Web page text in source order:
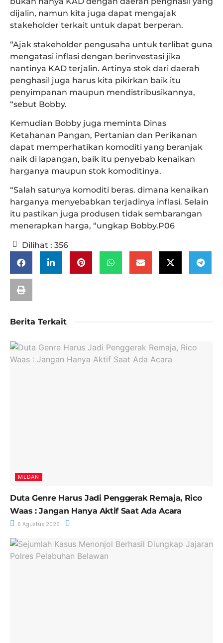
dijalin, namun kita juga dapat mengajak
stakeholder terkait untuk dapat berperan.
“Ajak stakeholder pengusaha untuk terlibat guna
mengatasi inflasi dengan berinvestasi jika
nantinya KAD terjalin. Artinya stok dari daerah
penghasil juga harus kita pikirkan baik itu
penyimpanan maupun mendistribusikannya,
“sebut Bobby.
Kemudian Bobby juga meminta Dinas
Ketahanan Pangan, Pertanian dan Perikanan
dapat memperhatikan komoditi yang beranjak
naik di lapangan, baik itu penyebab kenaikan
harganya maupun stok komoditinya.
“Salah satunya komoditi beras. dimana kenaikan
harganya menyebabkan terjadinya inflasi. Selain
itu pastikan juga produsen tidak sembarangan
menerapkan harga, “ungkap Bobby.P06
Dilihat : 356
Berita Terkait
MEDAN
Duta Genre Harus Jadi Penggerak Remaja, Rico
Waas : Jangan Hanya Aktif Saat Ada Acara
6 Agustus 2026